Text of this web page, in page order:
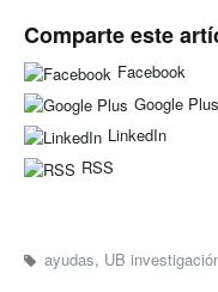
Comparte este
Facebook
Google Plus
LinkedIn
RSS
ayudas, UB